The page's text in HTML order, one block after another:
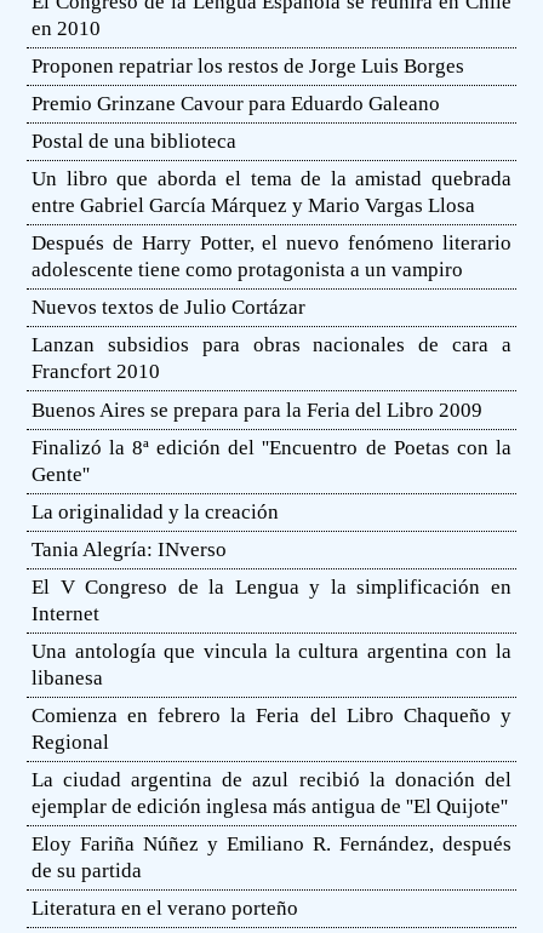
en 2010
Proponen repatriar los restos de Jorge Luis Borges
Premio Grinzane Cavour para Eduardo Galeano
Postal de una biblioteca
Un libro que aborda el tema de la amistad quebrada
entre Gabriel García Márquez y Mario Vargas Llosa
Después de Harry Potter, el nuevo fenómeno literario
adolescente tiene como protagonista a un vampiro
Nuevos textos de Julio Cortázar
Lanzan subsidios para obras nacionales de cara a
Francfort 2010
Buenos Aires se prepara para la Feria del Libro 2009
Finalizó la 8ª edición del ''Encuentro de Poetas con la
Gente''
La originalidad y la creación
Tania Alegría: INverso
El V Congreso de la Lengua y la simplificación en
Internet
Una antología que vincula la cultura argentina con la
libanesa
Comienza en febrero la Feria del Libro Chaqueño y
Regional
La ciudad argentina de azul recibió la donación del
ejemplar de edición inglesa más antigua de ''El Quijote''
Eloy Fariña Núñez y Emiliano R. Fernández, después
de su partida
Literatura en el verano porteño